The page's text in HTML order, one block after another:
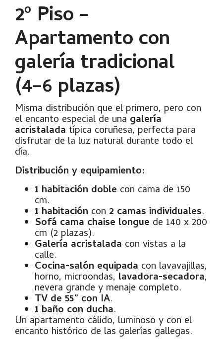
2º Piso –
Apartamento con
galería tradicional
(4–6 plazas)
Misma distribución que el primero, pero con
el encanto especial de una galería
acristalada típica coruñesa, perfecta para
disfrutar de la luz natural durante todo el
día.
Distribución y equipamiento:
1 habitación doble con cama de 150
cm.
1 habitación con 2 camas individuales.
Sofá cama chaise longue de 140 x 200
cm (2 plazas).
Galería acristalada con vistas a la
calle.
Cocina-salón equipada con lavavajillas,
horno, microondas, lavadora-secadora,
nevera grande y menaje completo.
TV de 55” con IA.
1 baño con ducha.
Un apartamento cálido, luminoso y con el
encanto histórico de las galerías gallegas.